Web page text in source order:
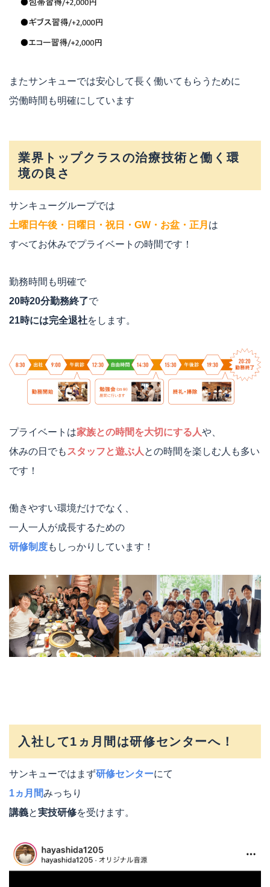
またサンキューでは安心して長く働いてもらうために
労働時間も明確にしています
業界トップクラスの治療技術と働く環
境の良さ
サンキューグループでは
土曜日午後・日曜日・祝日・GW・お盆・正月 は
すべてお休みでプライベートの時間です！
勤務時間も明確で
20時20分勤務終了で
21時には完全退社をします。
プライベートは家族との時間を大切にする人や、
休みの日でも スタッフと遊ぶ人 との時間を楽しむ人も多い
です！
働きやすい環境だけでなく、
一人一人が成長するための
研修制度もしっかりしています！
入社して1ヵ月間は研修センターへ！
サンキューではまず研修センターにて
1ヵ月間みっちり
講義と実技研修を受けます。